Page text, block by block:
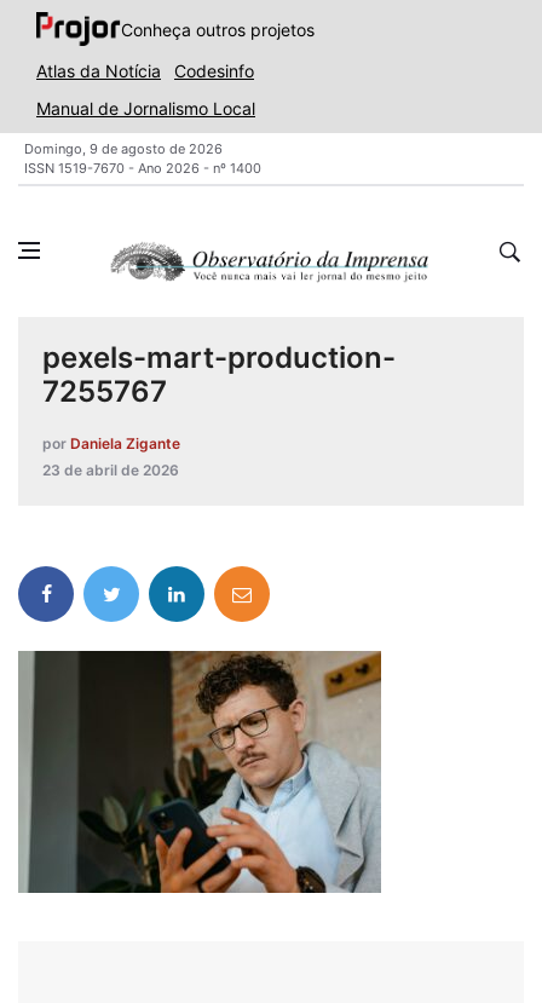
Conheça outros projetos
Atlas da Notícia
Codesinfo
Manual de Jornalismo Local
Domingo, 9 de agosto de 2026
ISSN 1519-7670 - Ano 2026 - nº 1400
pexels-mart-production-
7255767
por Daniela Zigante
23 de abril de 2026